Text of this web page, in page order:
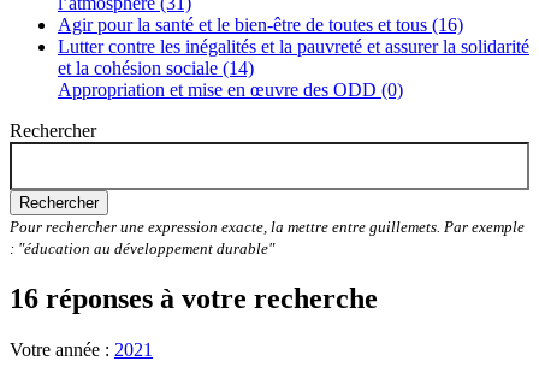
Agir pour la santé et le bien-être de toutes et tous (16)
Lutter contre les inégalités et la pauvreté et assurer la solidarité
et la cohésion sociale (14)
Appropriation et mise en œuvre des ODD (0)
Rechercher
Rechercher
Pour rechercher une expression exacte, la mettre entre guillemets. Par exemple
: "éducation au développement durable"
16 réponses à votre recherche
Votre année : 2021